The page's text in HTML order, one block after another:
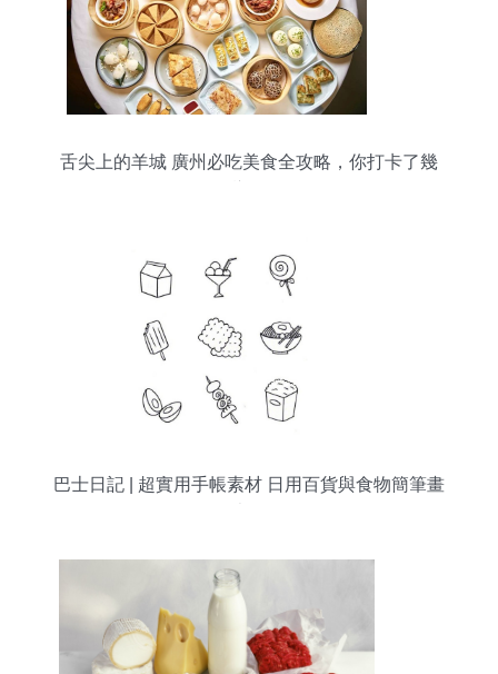
舌尖上的羊城 廣州必吃美食全攻略，你打卡了幾
巴士日記 | 超實用手帳素材 日用百貨與食物簡筆畫